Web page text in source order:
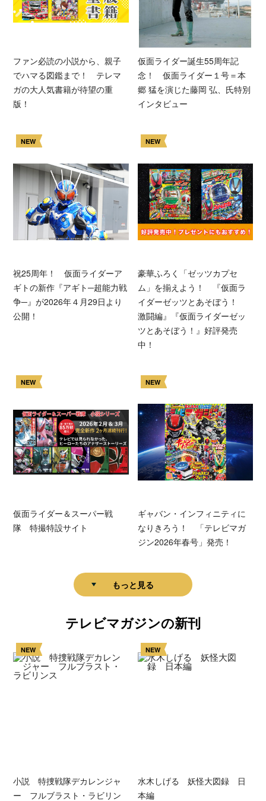
ファン必読の小説から、親子
でハマる図鑑まで！ テレマ
ガの大人気書籍が待望の重
版！
仮面ライダー誕生55周年記
念！ 仮面ライダー１号＝本
郷 猛を演じた藤岡 弘、氏特別
インタビュー
NEW
祝25周年！ 仮面ライダーア
ギトの新作『アギト─超能力戦
争─』が2026年４月29日より
公開！
NEW
豪華ふろく「ゼッツカプセ
ム」を揃えよう！ 『仮面ラ
イダーゼッツとあそぼう！
激闘編』『仮面ライダーゼッ
ツとあそぼう！』好評発売
中！
NEW
仮面ライダー＆スーパー戦
隊 特撮特設サイト
NEW
ギャバン・インフィニティに
なりきろう！ 「テレビマガ
ジン2026年春号」発売！
もっと見る
テレビマガジンの新刊
NEW
小説 特捜戦隊デカレンジャ
ー フルブラスト・ラビリン
NEW
水木しげる 妖怪大図録 日
本編